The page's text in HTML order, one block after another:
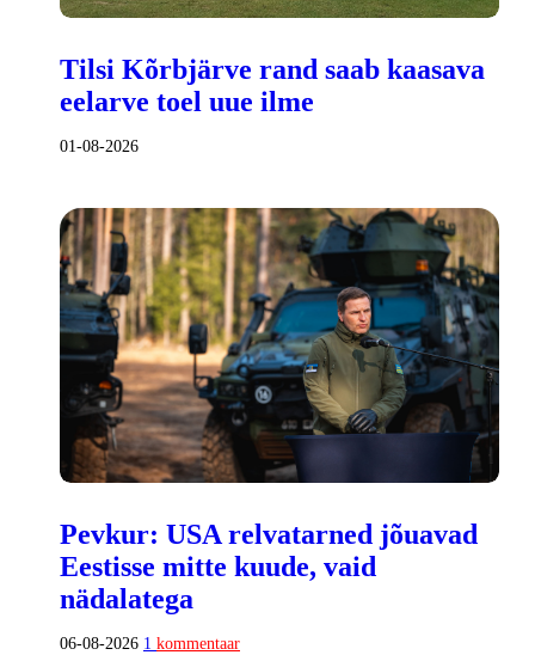
Tilsi Kõrbjärve rand saab kaasava
eelarve toel uue ilme
01-08-2026
Pevkur: USA relvatarned jõuavad
Eestisse mitte kuude, vaid
nädalatega
06-08-2026 1 kommentaar